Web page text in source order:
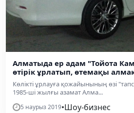
Алматыда ер адам "Тойота
өтірік ұрлатып, өтемақы
Көлікті ұрлауға қожайынының өзі
1985-ші жылғы азамат Алма...
5 наурыз 2019•Шоу-бизнес